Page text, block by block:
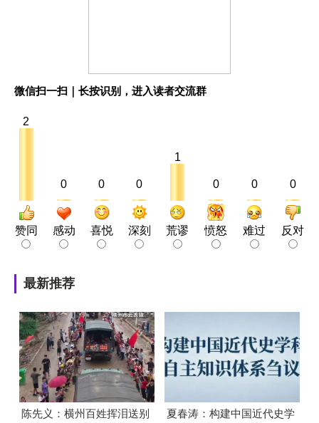
微信扫一扫｜长按识别，进入读者交流群
2
赞同
0
感动
0
喜悦
0
深刻
1
荒谬
0
愤怒
0
难过
0
反对
最新推荐
陈先义：横州百姓挥泪送别
夏春涛：构建中国近代史学